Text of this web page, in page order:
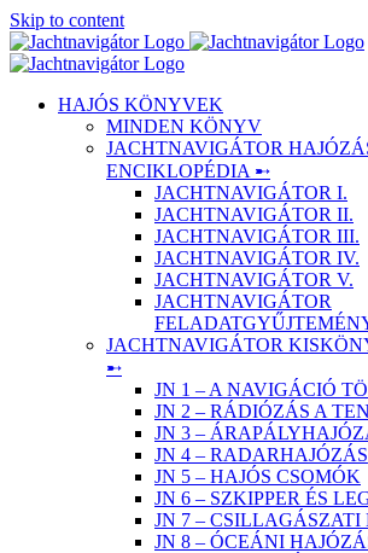
Skip to content
HAJÓS KÖNYVEK
MINDEN KÖNYV
JACHTNAVIGÁTOR
ENCIKLOPÉDIA ➸
JACHTNAVIGÁTOR I.
JACHTNAVIGÁTOR II.
JACHTNAVIGÁTOR III.
JACHTNAVIGÁTOR IV.
JACHTNAVIGÁTOR V.
JACHTNAVIGÁTOR
JACHTNAVIGÁTOR
➸
JN 1 – A NAVIGÁCIÓ
JN 2 – RÁDIÓZÁS A
JN 3 –
JN 4 – RADARHAJÓZÁS
JN 5 – HAJÓS CSOMÓK
JN 6 – SZKIPPER ÉS
JN 7 –
JN 8 – ÓCEÁNI